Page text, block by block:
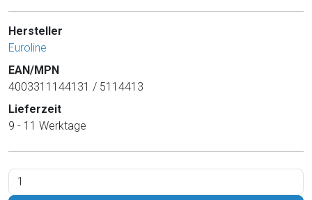
Hersteller
Euroline
EAN/MPN
4003311144131 / 5114413
Lieferzeit
9 - 11 Werktage